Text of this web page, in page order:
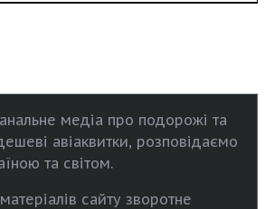
медіа про подорожі та
авіаквитки, розповідаємо
та світом.
сайту зворотне